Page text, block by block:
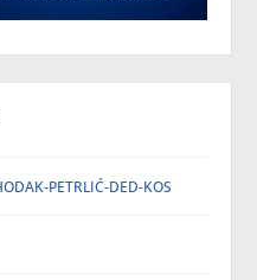
PETRLIĆ-DED-KOS